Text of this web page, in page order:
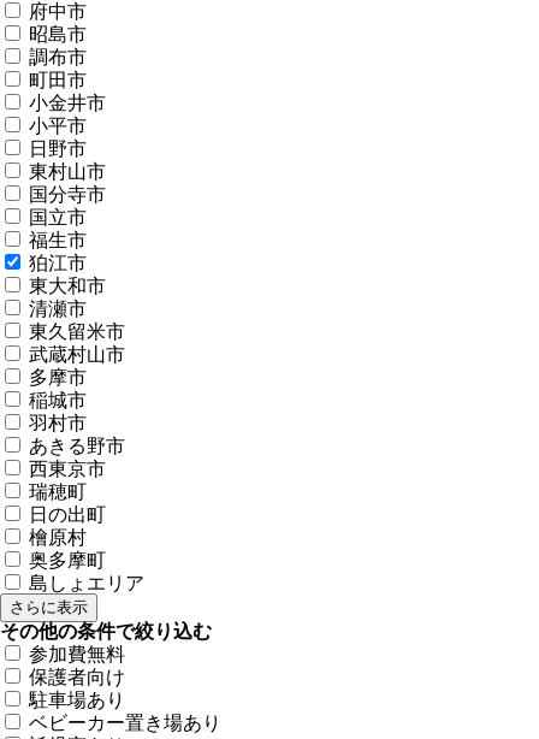
府中市
昭島市
調布市
町田市
小金井市
小平市
日野市
東村山市
国分寺市
国立市
福生市
狛江市
東大和市
清瀬市
東久留米市
武蔵村山市
多摩市
稲城市
羽村市
あきる野市
西東京市
瑞穂町
日の出町
檜原村
奥多摩町
島しょエリア
さらに表示
その他の条件で絞り込む
参加費無料
保護者向け
駐車場あり
ベビーカー置き場あり